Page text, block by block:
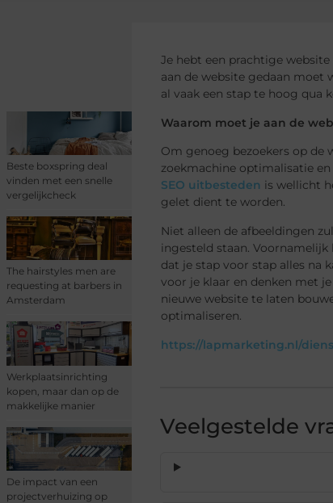
Beste boxspring deal
vinden met een snelle
vergelijkcheck
The hairstyles men are
requesting at barbers in
Amsterdam
Werkplaatsinrichting
kopen, maar dan op de
makkelijke manier
De impact van een
projectverhuizing op
Je hebt een prachtige
aan de website gedaan moet
al vaak een stap te hoog qua
Waarom moet je aan de
Om genoeg bezoekers op de
zoekmachine optimalisatie
SEO uitbesteden is wellicht
gelet dient te worden.
Niet alleen de afbeeldingen
ingesteld staan.
dat je stap voor stap alles na
voor je klaar en denken met
nieuwe website te laten
optimaliseren.
https://lapmarketing.nl/
Veelgestelde